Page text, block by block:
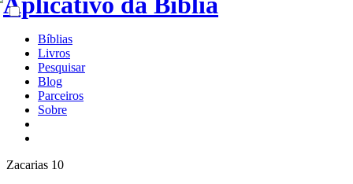
Bíblias
Livros
Pesquisar
Blog
Parceiros
Sobre
Zacarias 10